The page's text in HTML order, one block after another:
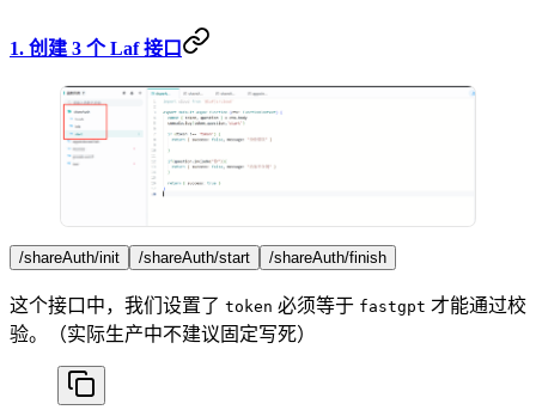
1. 创建 3 个 Laf 接口
/shareAuth/init /shareAuth/start /shareAuth/finish
这个接口中，我们设置了 token 必须等于 fastgpt 才能通过校
验。（实际生产中不建议固定写死）